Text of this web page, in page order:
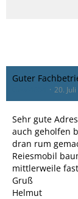
Guter
20.
Sehr gute
auch geholfen
dran rum
Reiesmobil
mittlerweile
Gruß
Helmut